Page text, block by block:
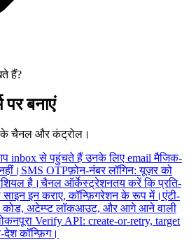
हैं?
बनाएं
के चैनल और कंट्रोल।
inbox से पहुंचते हैं उनके लिए email मैजिक-
SMS OTPफ़ोन-नंबर लॉगिन: यूज़र को
है।चैनल ऑर्केस्ट्रेशनतय करें कि प्रति-
इन कराए, कॉन्फ़िगरेशन के रूप में।एंटी-
कोड, अटेम्प्ट लॉकआउट, और आगे आने वाली
पूरा Verify API: create-or-retry, target
कॉन्फ़िग।